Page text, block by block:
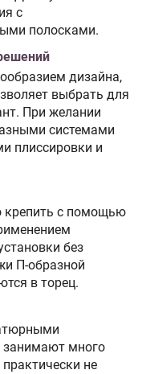
с
полосками.
дизайна,
выбрать для
При желании
системами
плиссировки и
крепить с помощью
без
П-образной
в торец.
много
не